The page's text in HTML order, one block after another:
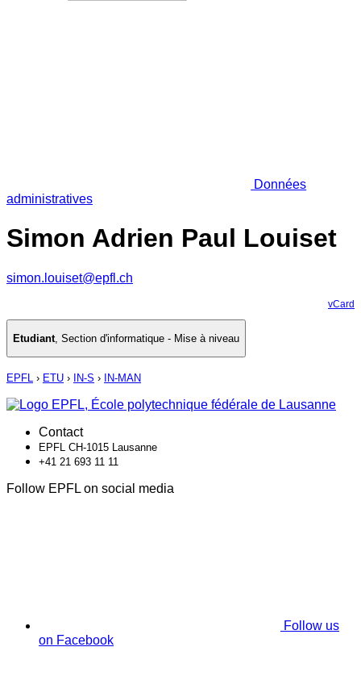
Données
administratives
Simon Adrien Paul Louiset
simon.louiset@epfl.ch
vCard
Etudiant, Section d'informatique - Mise à niveau
EPFL › ETU › IN-S › IN-MAN
Contact
EPFL CH-1015 Lausanne
+41 21 693 11 11
Follow EPFL on social media
Follow us
on Facebook